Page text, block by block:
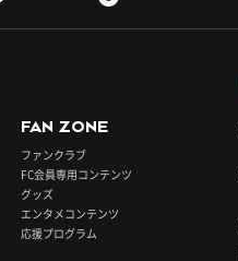
FAN ZONE
ファンクラブ
FC会員専用コンテンツ
グッズ
エンタメコンテンツ
応援プログラム